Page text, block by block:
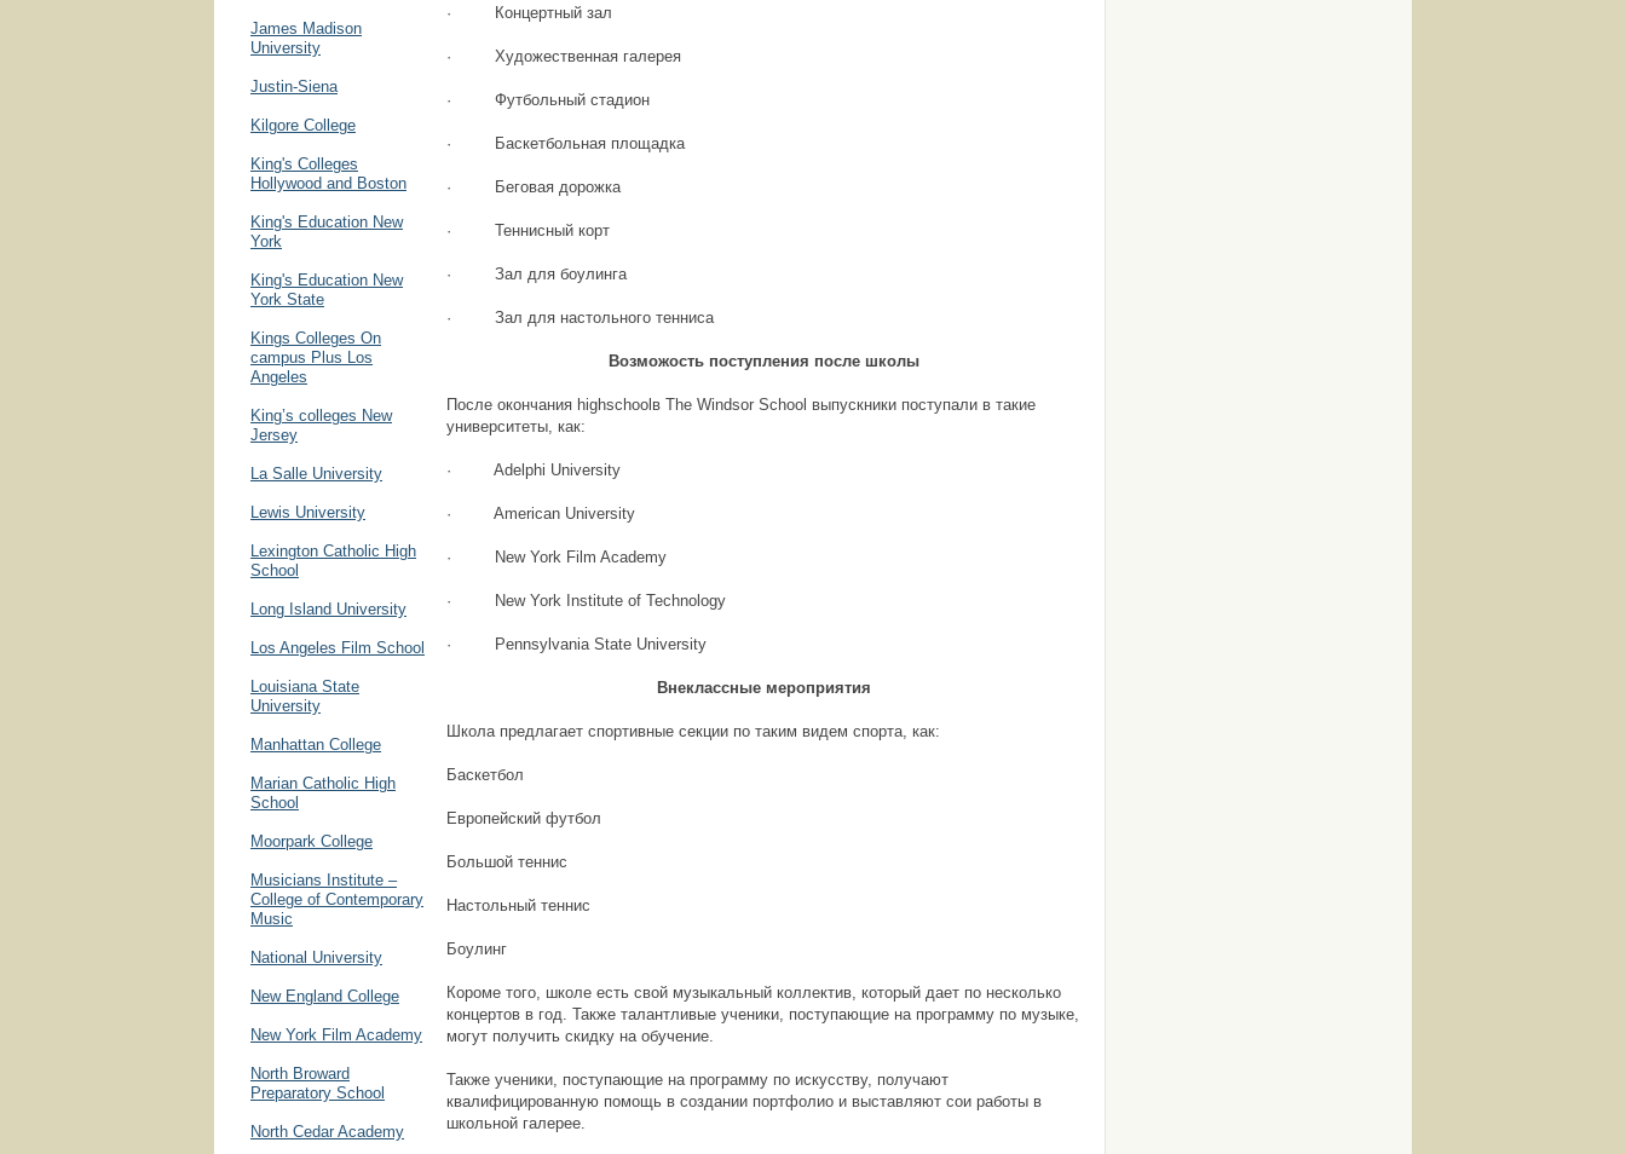
James Madison
University
Justin-Siena
Kilgore College
King's Colleges
Hollywood and Boston
King's Education New
York
King's Education New
York State
Kings Colleges On
campus Plus Los
Angeles
King’s colleges New
Jersey
La Salle University
Lewis University
Lexington Catholic High
School
Long Island University
Los Angeles Film School
Louisiana State
University
Manhattan College
Marian Catholic High
School
Moorpark College
Musicians Institute –
College of Contemporary
Music
National University
New England College
New York Film Academy
North Broward
Preparatory School
North Cedar Academy
· Концертный зал
· Художественная галерея
· Футбольный стадион
· Баскетбольная площадка
· Беговая дорожка
· Теннисный корт
· Зал для боулинга
· Зал для настольного тенниса
Возможость поступления после школы
После окончания highschoolв The Windsor School выпускники поступали в такие
университеты, как:
· Adelphi University
· American University
· New York Film Academy
· New York Institute of Technology
· Pennsylvania State University
Внеклассные мероприятия
Школа предлагает спортивные секции по таким видем спорта, как:
Баскетбол
Европейский футбол
Большой теннис
Настольный теннис
Боулинг
Короме того, школе есть свой музыкальный коллектив, который дает по несколько
концертов в год. Также талантливые ученики, поступающие на программу по музыке,
могут получить скидку на обучение.
Также ученики, поступающие на программу по искусству, получают
квалифицированную помощь в создании портфолио и выставляют сои работы в
школьной галерее.